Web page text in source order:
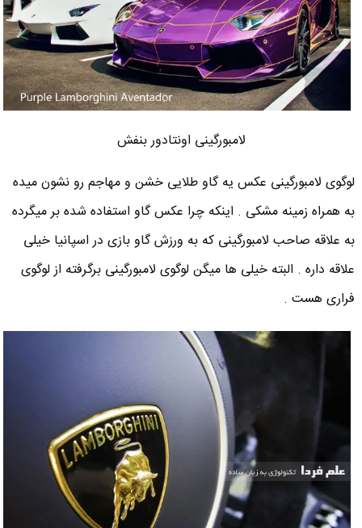
لامبورگینی اونتادور بنفش
لوگوی لامبورگینی عکس یه گاو طلایی خشن و مهاجم رو نشون میده
به همراه زمینه مشکی . اینکه چرا عکس گاو استفاده شده بر میگرده
به علاقه صاحب لامبورگینی که به ورزش گاو بازی در اسپانیا خیلی
علاقه داره . البته خیلی ها میگن لوگوی لامبورگینی برگرفته از لوگوی
فراری هست .